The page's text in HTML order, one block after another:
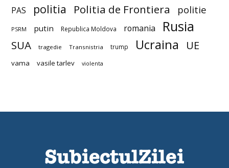
PAS politia Politia de Frontiera politie
PSRM putin Republica Moldova romania Rusia
SUA tragedie Transnistria trump Ucraina UE
vama vasile tarlev violenta